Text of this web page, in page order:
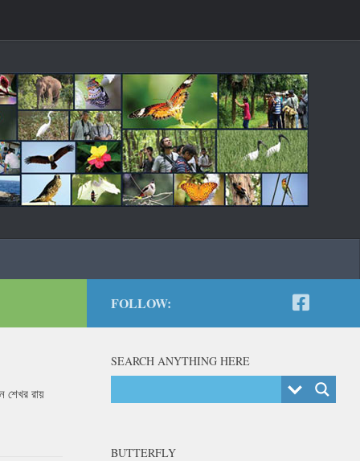
FOLLOW:
SEARCH ANYTHING HERE
BUTTERFLY
রায়